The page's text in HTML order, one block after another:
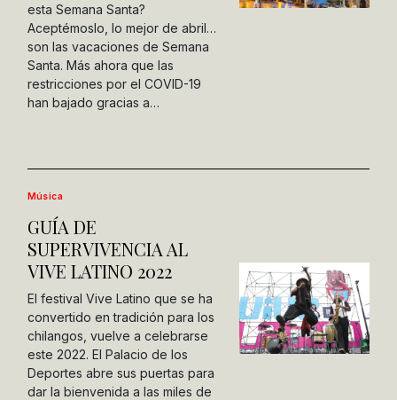
esta Semana Santa?
Aceptémoslo, lo mejor de abril…
son las vacaciones de Semana
Santa. Más ahora que las
restricciones por el COVID-19
han bajado gracias a…
Música
GUÍA DE
SUPERVIVENCIA AL
VIVE LATINO 2022
El festival Vive Latino que se ha
convertido en tradición para los
chilangos, vuelve a celebrarse
este 2022. El Palacio de los
Deportes abre sus puertas para
dar la bienvenida a las miles de